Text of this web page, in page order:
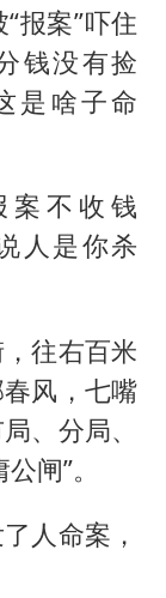
报案”吓住
钱没有捡
是啥子命
案不收钱
人是你杀
往右百米
风，七嘴
、分局、
闸”。
人命案，